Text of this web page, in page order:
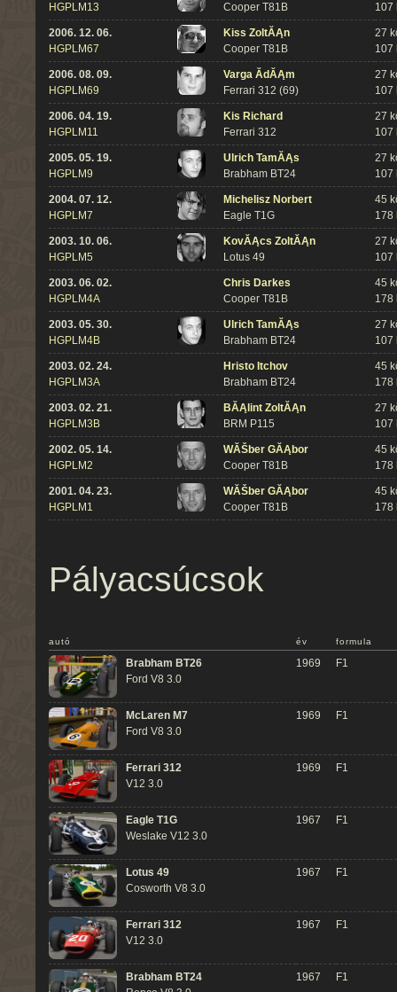
HGPLM13
Cooper T81B
107
2006. 12. 06.
HGPLM67
Kiss ZoltĂĄn
Cooper T81B
27
107
2006. 08. 09.
HGPLM69
Varga ĂdĂĄm
Ferrari 312 (69)
27
107
2006. 04. 19.
HGPLM11
Kis Richard
Ferrari 312
27
107
2005. 05. 19.
HGPLM9
Ulrich TamĂĄs
Brabham BT24
27
107
2004. 07. 12.
HGPLM7
Michelisz Norbert
Eagle T1G
45
178
2003. 10. 06.
HGPLM5
KovĂĄcs ZoltĂĄn
Lotus 49
27
107
2003. 06. 02.
HGPLM4A
Chris Darkes
Cooper T81B
45
178
2003. 05. 30.
HGPLM4B
Ulrich TamĂĄs
Brabham BT24
27
107
2003. 02. 24.
HGPLM3A
Hristo Itchov
Brabham BT24
45
178
2003. 02. 21.
HGPLM3B
BĂĄlint ZoltĂĄn
BRM P115
27
107
2002. 05. 14.
HGPLM2
WĂŠber GĂĄbor
Cooper T81B
45
178
2001. 04. 23.
HGPLM1
WĂŠber GĂĄbor
Cooper T81B
45
178
Pályacsúcsok
autó év formula
Brabham BT26
Ford V8 3.0
1969 F1
McLaren M7
Ford V8 3.0
1969 F1
Ferrari 312
V12 3.0
1969 F1
Eagle T1G
Weslake V12 3.0
1967 F1
Lotus 49
Cosworth V8 3.0
1967 F1
Ferrari 312
V12 3.0
1967 F1
Brabham BT24
1967 F1